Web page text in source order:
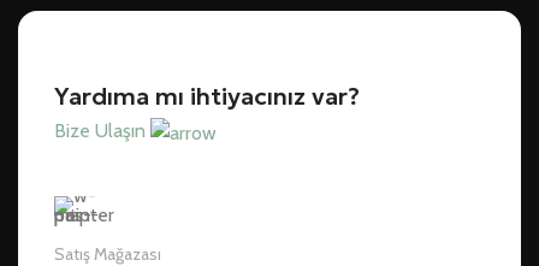
Yardıma mı ihtiyacınız var?
Bize Ulaşın
Satış Mağazası